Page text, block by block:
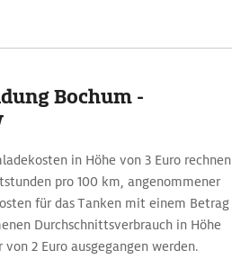
Bochum -
in Höhe von 3 Euro rechnen
pro 100 km, angenommener
für das Tanken mit einem Betrag
Durchschnittsverbrauch in Höhe
2 Euro ausgegangen werden.